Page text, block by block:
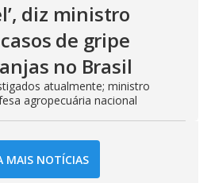
diz ministro
de gripe
no Brasil
atualmente; ministro
agropecuária nacional
MAIS NOTÍCIAS